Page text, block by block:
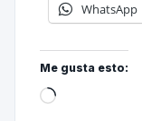
WhatsApp
Me gusta esto: